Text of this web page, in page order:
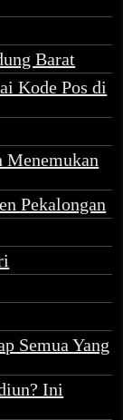
Barat
Kode Pos di
Menemukan
Pekalongan
Semua Yang
Ini